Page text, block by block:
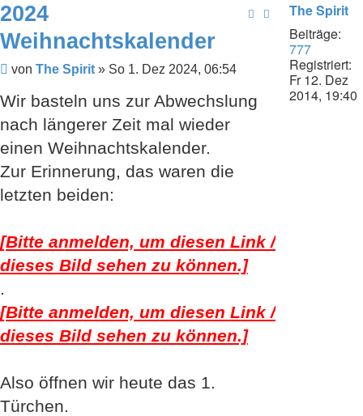
The Spirit
Beiträge:
777
Registriert:
Fr 12. Dez
2014, 19:40
2024
Weihnachtskalender
Beitrag
von The Spirit » So 1. Dez 2024, 06:54
Wir basteln uns zur Abwechslung
nach längerer Zeit mal wieder
einen Weihnachtskalender.
Zur Erinnerung, das waren die
letzten beiden:
[Bitte anmelden, um diesen Link /
dieses Bild sehen zu können.]
.
[Bitte anmelden, um diesen Link /
dieses Bild sehen zu können.]
Also öffnen wir heute das 1.
Türchen.